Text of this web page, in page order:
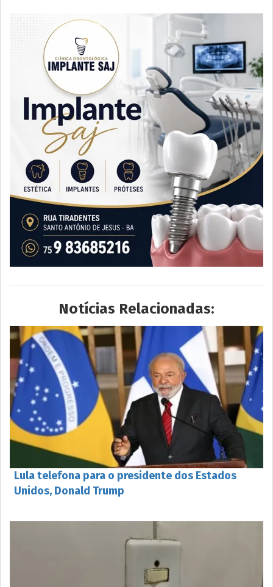
Notícias Relacionadas:
Lula telefona para o presidente dos Estados
Unidos, Donald Trump